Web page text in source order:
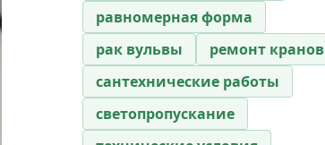
равномерная форма
рак вульвы
ремонт кранов
сантехнические работы
светопропускание